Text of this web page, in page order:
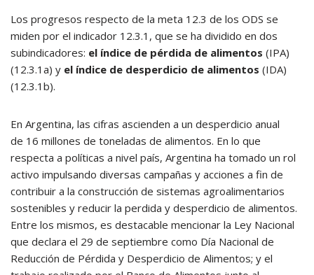
Los progresos respecto de la meta 12.3 de los ODS se
miden por el indicador 12.3.1, que se ha dividido en dos
subindicadores: el índice de pérdida de alimentos (IPA)
(12.3.1a) y el índice de desperdicio de alimentos (IDA)
(12.3.1b).
En Argentina, las cifras ascienden a un desperdicio anual
de 16 millones de toneladas de alimentos. En lo que
respecta a políticas a nivel país, Argentina ha tomado un rol
activo impulsando diversas campañas y acciones a fin de
contribuir a la construcción de sistemas agroalimentarios
sostenibles y reducir la perdida y desperdicio de alimentos.
Entre los mismos, es destacable mencionar la Ley Nacional
que declara el 29 de septiembre como Día Nacional de
Reducción de Pérdida y Desperdicio de Alimentos; y el